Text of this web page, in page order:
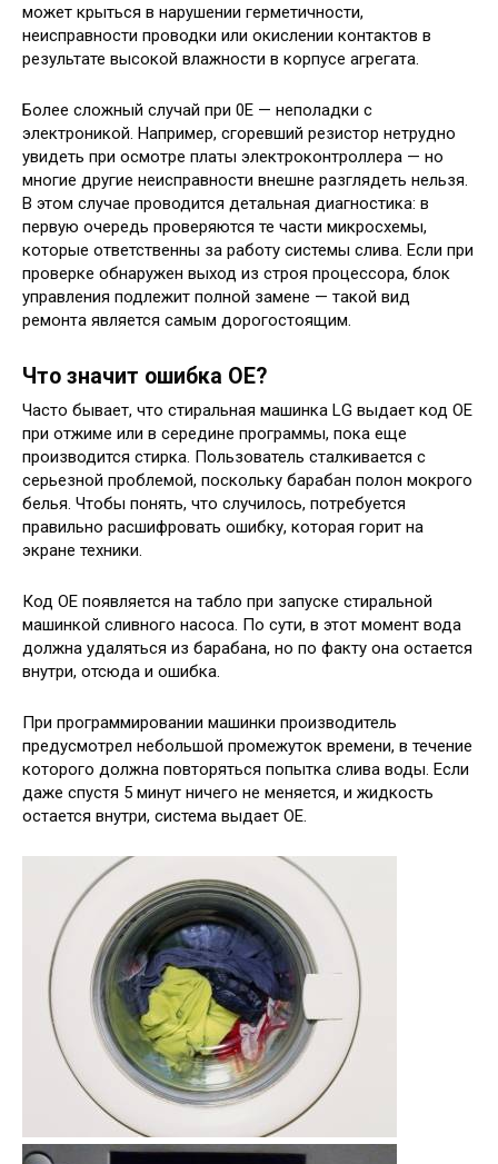
может крыться в нарушении герметичности,
неисправности проводки или окислении контактов в
результате высокой влажности в корпусе агрегата.
Более сложный случай при 0Е — неполадки с
электроникой. Например, сгоревший резистор нетрудно
увидеть при осмотре платы электроконтроллера — но
многие другие неисправности внешне разглядеть нельзя.
В этом случае проводится детальная диагностика: в
первую очередь проверяются те части микросхемы,
которые ответственны за работу системы слива. Если при
проверке обнаружен выход из строя процессора, блок
управления подлежит полной замене — такой вид
ремонта является самым дорогостоящим.
Что значит ошибка OE?
Часто бывает, что стиральная машинка LG выдает код ОЕ
при отжиме или в середине программы, пока еще
производится стирка. Пользователь сталкивается с
серьезной проблемой, поскольку барабан полон мокрого
белья. Чтобы понять, что случилось, потребуется
правильно расшифровать ошибку, которая горит на
экране техники.
Код ОЕ появляется на табло при запуске стиральной
машинкой сливного насоса. По сути, в этот момент вода
должна удаляться из барабана, но по факту она остается
внутри, отсюда и ошибка.
При программировании машинки производитель
предусмотрел небольшой промежуток времени, в течение
которого должна повторяться попытка слива воды. Если
даже спустя 5 минут ничего не меняется, и жидкость
остается внутри, система выдает ОЕ.